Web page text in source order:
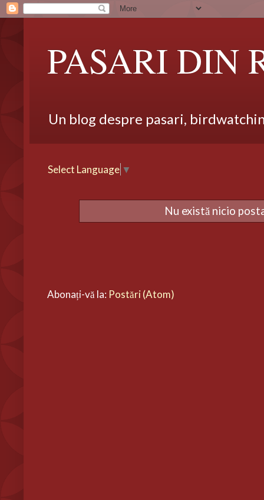
PASARI DIN
Un blog despre pasari,
Select Language ▼
Nu există nicio
Abonați-vă la: Postări (Atom)